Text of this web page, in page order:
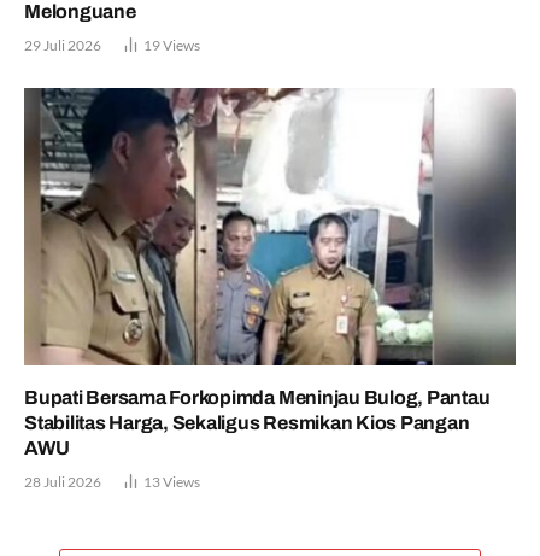
Melonguane
29 Juli 2026 19Views
Bupati Bersama Forkopimda Meninjau Bulog, Pantau
Stabilitas Harga, Sekaligus Resmikan Kios Pangan
AWU
28 Juli 2026 13Views